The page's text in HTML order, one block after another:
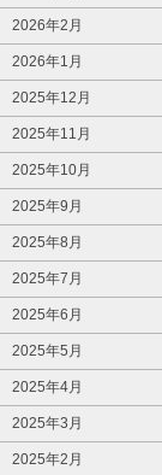
2026年2月
2026年1月
2025年12月
2025年11月
2025年10月
2025年9月
2025年8月
2025年7月
2025年6月
2025年5月
2025年4月
2025年3月
2025年2月